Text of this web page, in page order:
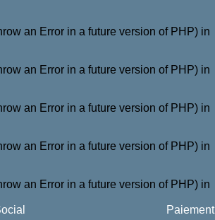
an Error in a future version of PHP) in
an Error in a future version of PHP) in
an Error in a future version of PHP) in
an Error in a future version of PHP) in
an Error in a future version of PHP) in
Paiement